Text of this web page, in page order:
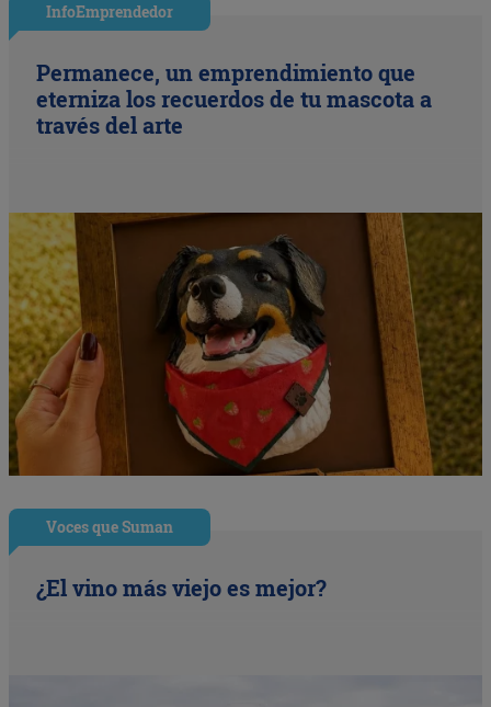
InfoEmprendedor
Permanece, un emprendimiento que
eterniza los recuerdos de tu mascota a
través del arte
Voces que Suman
¿El vino más viejo es mejor?